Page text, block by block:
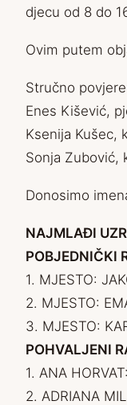
djecu od 8 do
Ovim putem
Stručno
Enes Kišević,
Ksenija Kušec,
Sonja Zubović,
Donosimo
NAJMLAĐI
POBJEDNIČKI
1. MJESTO:
2. MJESTO:
3. MJESTO:
POHVALJENI
1. ANA
2. ADRIANA